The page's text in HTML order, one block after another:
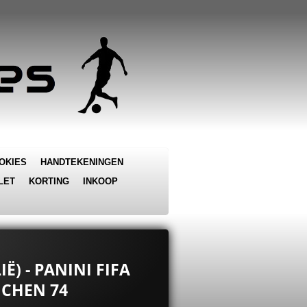
HANDTEKENINGEN
KORTING INKOOP
- PANINI FIFA
74